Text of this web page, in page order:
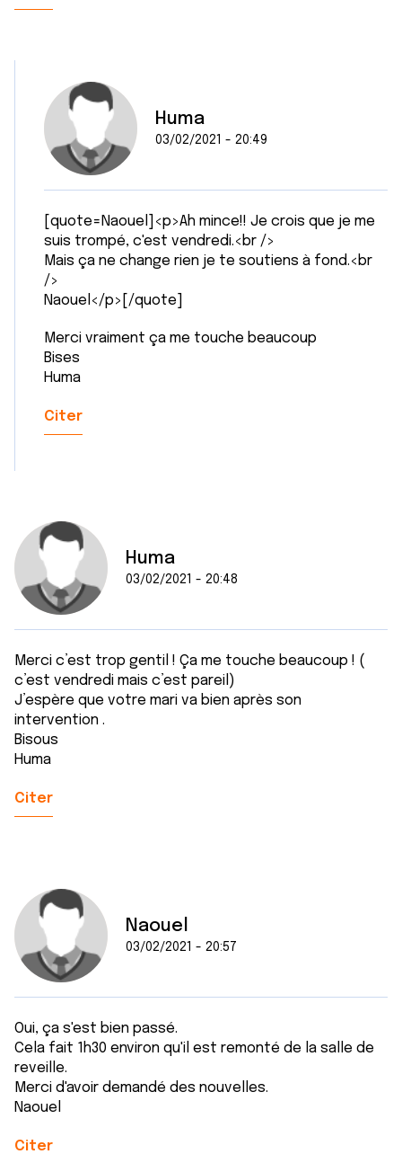
Huma
03/02/2021 - 20:49
[quote=Naouel]<p>Ah mince!! Je crois que je me
suis trompé, c'est vendredi.<br />
Mais ça ne change rien je te soutiens à fond.<br
/>
Naouel</p>[/quote]
Merci vraiment ça me touche beaucoup
Bises
Huma
Citer
Huma
03/02/2021 - 20:48
Merci c’est trop gentil ! Ça me touche beaucoup ! (
c’est vendredi mais c’est pareil)
J’espère que votre mari va bien après son
intervention .
Bisous
Huma
Citer
Naouel
03/02/2021 - 20:57
Oui, ça s'est bien passé.
Cela fait 1h30 environ qu'il est remonté de la salle de
reveille.
Merci d'avoir demandé des nouvelles.
Naouel
Citer